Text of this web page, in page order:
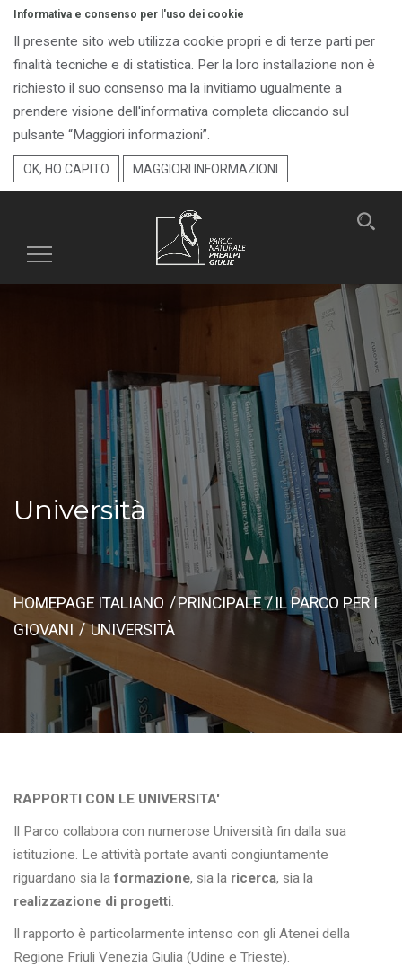
Informativa e consenso per l'uso dei cookie
Il presente sito web utilizza cookie propri e di terze parti per
finalità tecniche e di statistica. Per la loro installazione non è
richiesto il suo consenso ma la invitiamo ugualmente a
prendere visione dell'informativa completa cliccando sul
pulsante “Maggiori informazioni”.
OK, HO CAPITO MAGGIORI INFORMAZIONI
Toggle
Università
HOMEPAGE ITALIANO PRINCIPALE
IL PARCO PER I
GIOVANI
UNIVERSITÀ
RAPPORTI CON LE UNIVERSITA'
Il Parco collabora con numerose Università fin dalla sua
istituzione. Le attività portate avanti congiuntamente
riguardano sia laformazione, sia la ricerca, sia la
realizzazione di progetti.
Il rapporto è particolarmente intenso con gli Atenei della
Regione Friuli Venezia Giulia (Udine e Trieste).